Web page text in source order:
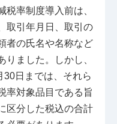
率制度導入前は、
取引年月日、取引の
者の氏名や名称など
ました。しかし、
日までは、それら
率対象品目である旨
区分した税込の合計